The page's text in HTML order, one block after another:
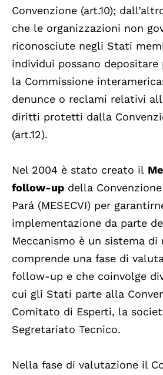
Convenzione (art.10);
che le organizzazioni non
riconosciute negli Stati
individui possano
la Commissione
denunce o reclami relativi
diritti protetti dalla
(art.12).
Nel 2004 è stato creato il
follow-up della
Pará (MESECVI) per
implementazione da parte
Meccanismo è un sistema
comprende una fase di
follow-up e che coinvolge
cui gli Stati parte alla
Comitato di Esperti, la
Segretariato Tecnico.
Nella fase di valutazione il